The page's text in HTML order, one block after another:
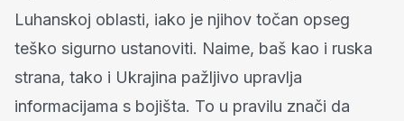
Luhanskoj oblasti, iako je njihov točan opseg
teško sigurno ustanoviti. Naime, baš kao i ruska
strana, tako i Ukrajina pažljivo upravlja
informacijama s bojišta. To u pravilu znači da